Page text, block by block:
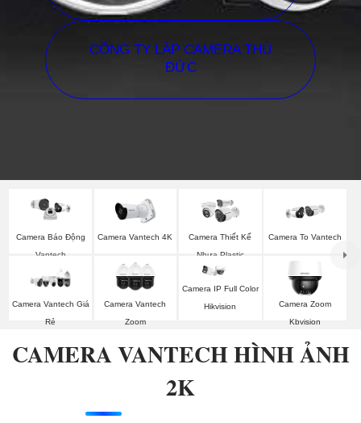
CÔNG TY LẮP CAMERA THỦ
ĐỨC
Camera Báo Động
Vantech
Camera Vantech 4K
Camera Thiết Kế
Nhựa Plastic
Vantech
Camera To Vantech
Camera Vantech Giá
Rẻ
Camera Vantech
Zoom
Camera IP Full Color
Hikvision
Camera Zoom
Kbvision
CAMERA VANTECH HÌNH ẢNH
2K